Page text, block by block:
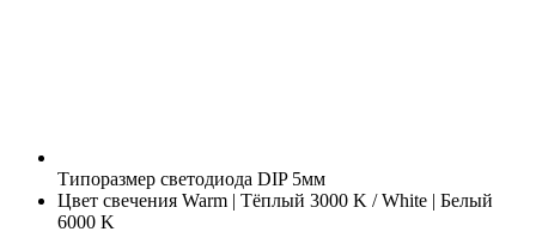
Типоразмер светодиода DIP 5мм
Цвет свечения Warm | Тёплый 3000 K / White | Белый
6000 K